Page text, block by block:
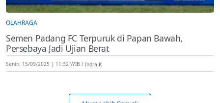
OLAHRAGA
Semen Padang FC Terpuruk di Papan Bawah,
Persebaya Jadi Ujian Berat
Senin, 15/09/2025 | 11:32 WIB Indra K